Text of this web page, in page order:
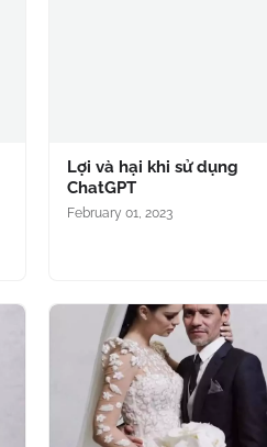
Lợi và hại khi sử dụng
ChatGPT
February 01, 2023